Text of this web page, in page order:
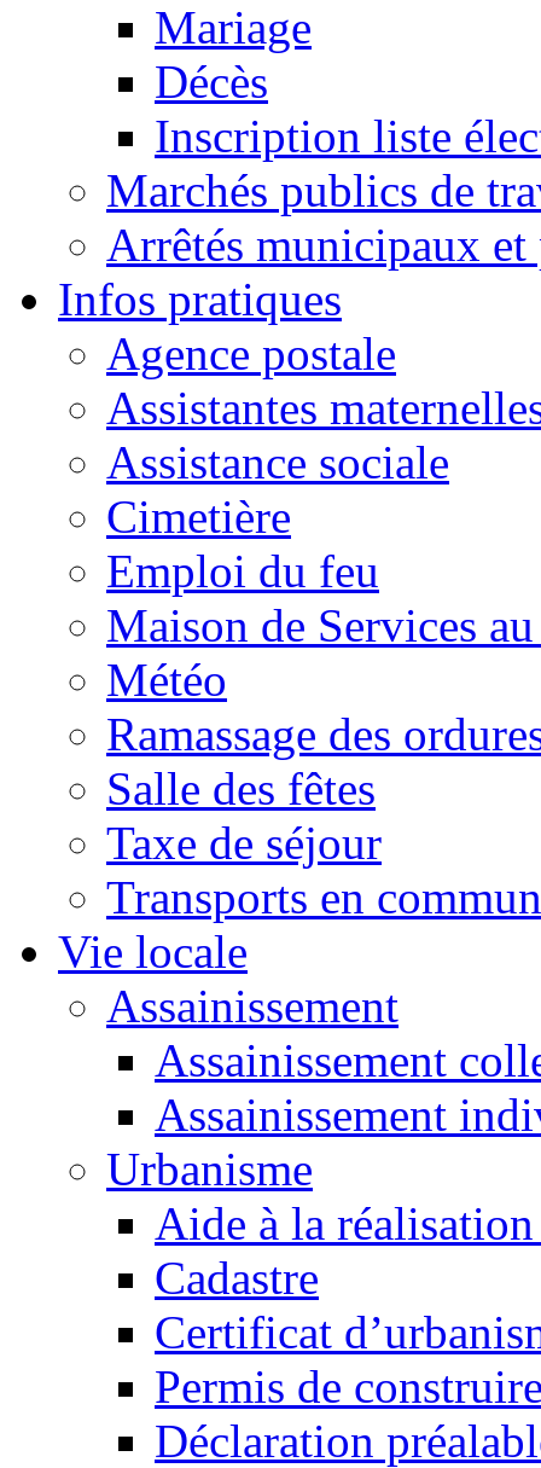
Mariage
Décès
Inscription liste
Marchés publics de
Arrêtés municipaux et
Infos pratiques
Agence postale
Assistantes
Assistance sociale
Cimetière
Emploi du feu
Maison de Services
Météo
Ramassage des
Salle des fêtes
Taxe de séjour
Transports en commun
Vie locale
Assainissement
Assainissement
Assainissement
Urbanisme
Aide à la réalisation
Cadastre
Certificat
Permis de
Déclaration